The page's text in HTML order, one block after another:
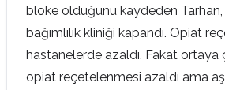
bloke olduğunu kaydeden Tarhan,
bağımlılık kliniği kapandı. Opiat
hastanelerde azaldı. Fakat ortaya
opiat reçetelenmesi azaldı ama